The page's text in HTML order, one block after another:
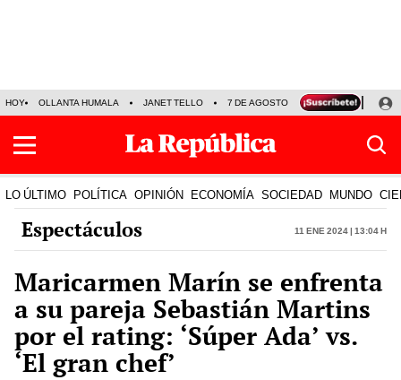
HOY OLLANTA HUMALA JANET TELLO 7 DE AGOSTO TINKA RESULTADOS
LO ÚLTIMO POLÍTICA OPINIÓN ECONOMÍA SOCIEDAD MUNDO
Espectáculos 11 Ene 2024 | 13:04 h
Maricarmen Marín se enfrenta
a su pareja Sebastián Martins
por el rating: ‘Súper Ada’ vs.
‘El gran chef’